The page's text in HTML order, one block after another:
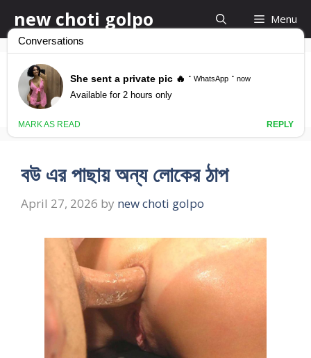
to
content
new choti golpo Menu
ফর্সা পাছার বান্ধবী চোদা
বউ এর পাছায় অন্য লোকের ঠাপ
April 27, 2026 by new choti golpo